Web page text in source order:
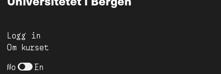
Logg in
Om kurset
No En